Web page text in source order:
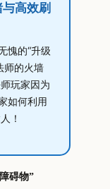
高效刷
愧的“升级
师的火墙
玩家因为
如何利用
！
碍物”